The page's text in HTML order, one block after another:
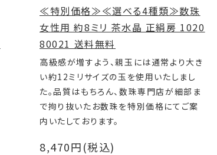
≪特別価格≫≪選べる4種類≫数珠
女性用 約8ミリ 茶水晶 正絹房 1020
80021 送料無料
高級感が増すよう、親玉には通常より大き
い約12ミリサイズの玉を使用いたしまし
た。品質はもちろん、数珠専門店が細部ま
で拘り抜いたお数珠を特別価格にてご案
内いたしております。
8,470円(税込)